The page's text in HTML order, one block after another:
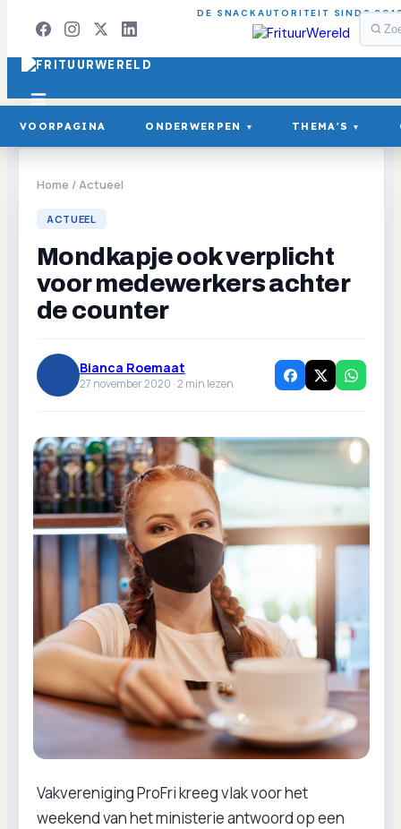
DE SNACKAUTORITEIT SINDS
VOORPAGINA ONDERWERPEN ▾ THEMA'S ▾
Home /Actueel
ACTUEEL
Mondkapje ook verplicht
voor medewerkers achter
de counter
Bianca Roemaat
27 november 2020 ·2 min lezen
Vakvereniging ProFri kreeg vlak voor het
weekend van het ministerie antwoord op een